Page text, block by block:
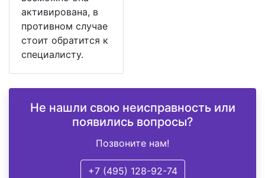
активирована, в
противном случае
стоит обратится к
специалисту.
Не нашли свою неисправность или
появились вопросы?
Позвоните нам!
+7 (495) 128-92-74